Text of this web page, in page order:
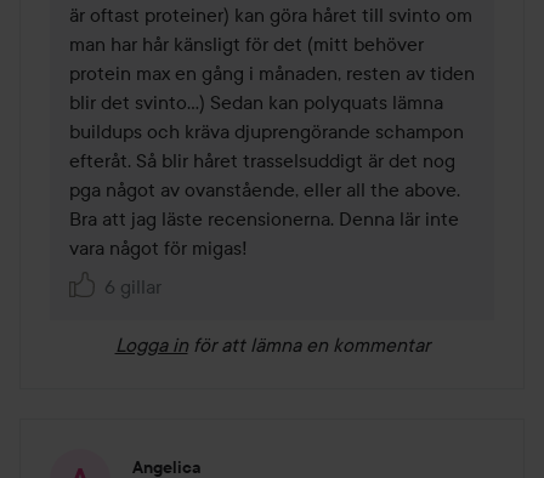
är oftast proteiner) kan göra håret till svinto om
man har hår känsligt för det (mitt behöver
protein max en gång i månaden, resten av tiden
blir det svinto…) Sedan kan polyquats lämna
buildups och kräva djuprengörande schampon
efteråt. Så blir håret trasselsuddigt är det nog
pga något av ovanstående, eller all the above.
Bra att jag läste recensionerna. Denna lär inte
vara något för migas!
6 gillar
Logga in för att lämna en kommentar
Angelica